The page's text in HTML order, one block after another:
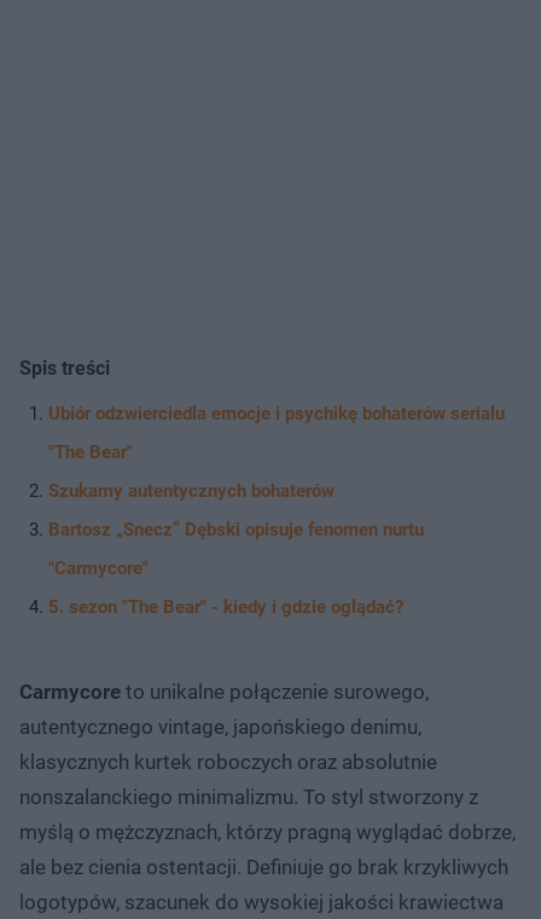
Spis treści
Ubiór odzwierciedla emocje i psychikę bohaterów serialu
"The Bear"
Szukamy autentycznych bohaterów
Bartosz „Snecz” Dębski opisuje fenomen nurtu
"Carmycore"
5. sezon "The Bear" - kiedy i gdzie oglądać?
Carmycore to unikalne połączenie surowego,
autentycznego vintage, japońskiego denimu,
klasycznych kurtek roboczych oraz absolutnie
nonszalanckiego minimalizmu. To styl stworzony z
myślą o mężczyznach, którzy pragną wyglądać dobrze,
ale bez cienia ostentacji. Definiuje go brak krzykliwych
logotypów, szacunek do wysokiej jakości krawiectwa